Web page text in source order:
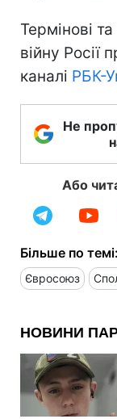
Термінові
війну Росії
каналі РБК-
Не
Або
Більше по темі:
Євросоюз